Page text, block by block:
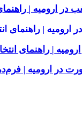
در ارومیه |
ارومیه |
| راهنمای
در ارومیه |